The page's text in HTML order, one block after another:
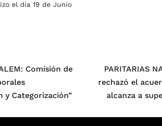
el día 19 de Junio
Comisión de
y Categorización”
PARITARIAS
rechazó el
alcanza a